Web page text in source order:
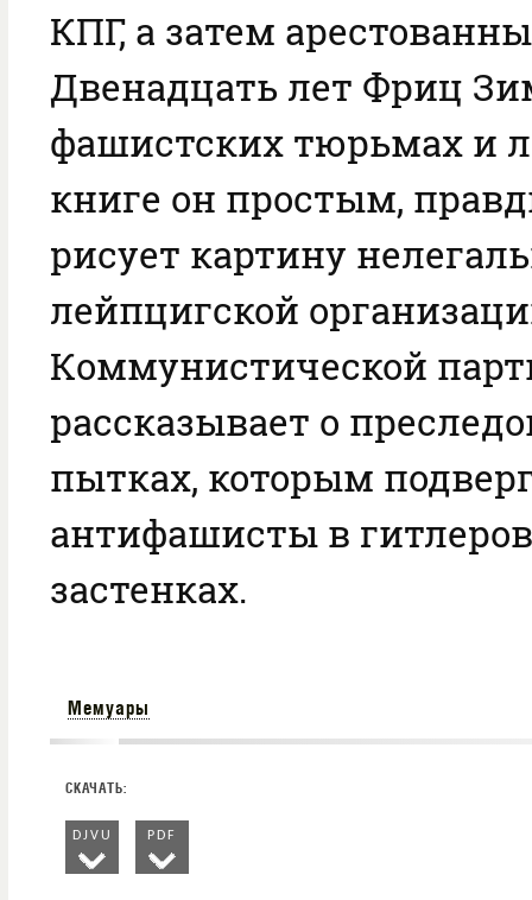
КПГ, а затем
Двенадцать лет Фриц
фашистских тюрьмах и
книге он простым,
рисует картину
лейпцигской
Коммунистической
рассказывает о
пытках, которым
антифашисты в
застенках.
Мемуары
DJVU PDF